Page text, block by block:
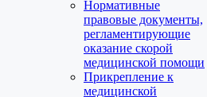
Нормативные
правовые документы,
регламентирующие
оказание скорой
медицинской помощи
Прикрепление к
медицинской